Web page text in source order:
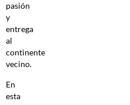
pasión
y
entrega
al
continente
vecino.
En
esta